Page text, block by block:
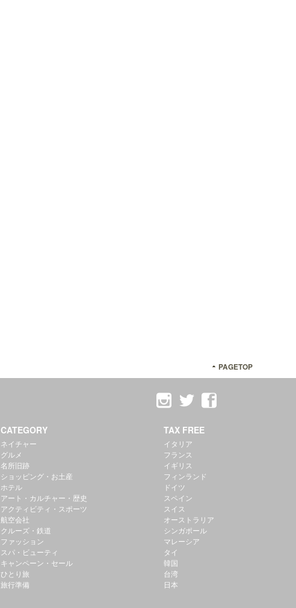
PAGETOP
CATEGORY
ネイチャー
グルメ
名所旧跡
ショッピング・お土産
ホテル
アート・カルチャー・歴史
アクティビティ・スポーツ
航空会社
クルーズ・鉄道
ファッション
スパ・ビューティ
キャンペーン・セール
ひとり旅
旅行準備
TAX FREE
イタリア
フランス
イギリス
フィンランド
ドイツ
スペイン
スイス
オーストラリア
シンガポール
マレーシア
タイ
韓国
台湾
日本